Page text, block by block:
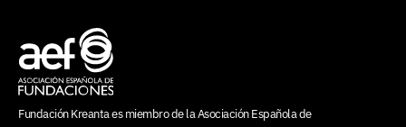
Fundación Kreanta es miembro de laAsociación Española de